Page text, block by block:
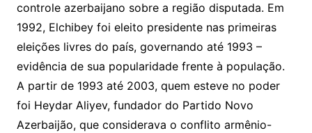
controle azerbaijano sobre a região disputada. Em
1992, Elchibey foi eleito presidente nas primeiras
eleições livres do país, governando até 1993 –
evidência de sua popularidade frente à população.
A partir de 1993 até 2003, quem esteve no poder
foi Heydar Aliyev, fundador do Partido Novo
Azerbaijão, que considerava o conflito armênio-